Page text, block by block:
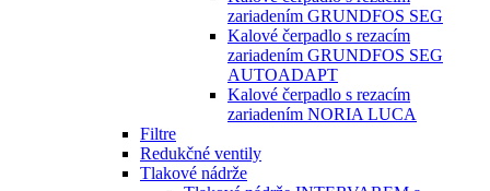
zariadením GRUNDFOS SEG
Kalové čerpadlo s rezacím
zariadením GRUNDFOS SEG
AUTOADAPT
Kalové čerpadlo s rezacím
zariadením NORIA LUCA
Filtre
Redukčné ventily
Tlakové nádrže